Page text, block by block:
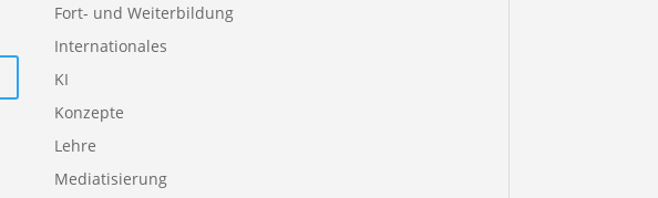
Fort- und Weiterbildung
Internationales
KI
Konzepte
Lehre
Mediatisierung